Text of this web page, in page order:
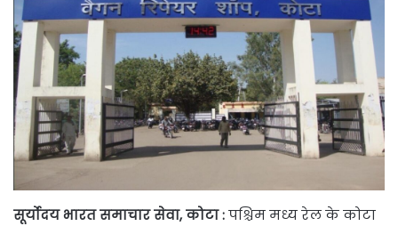
सूर्योदय भारत समाचार सेवा, कोटा :पश्चिम मध्य रेल के कोटा